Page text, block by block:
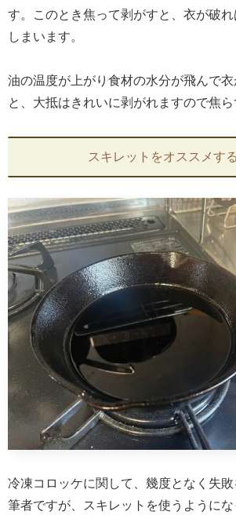
す。このとき焦って剥がすと、衣が破
しまいます。
油の温度が上がり食材の水分が飛んで
と、大抵はきれいに剥がれますので焦ら
スキレットをオススメす
冷凍コロッケに関して、幾度となく失
筆者ですが、スキレットを使うように